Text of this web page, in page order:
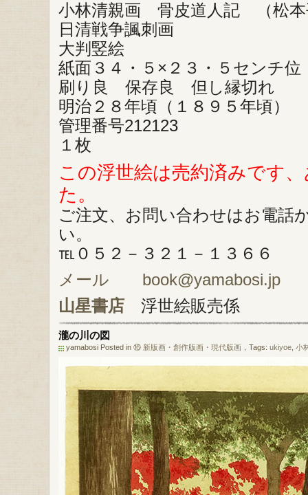
小林清親画 骨皮道人記 （松本
日清戦争諷刺画
大判竪絵
紙面３４・５×２３・５センチ位
刷り良 保存良 但し縁切れ
明治２８年頃（１８９５年頃）
管理番号212123
１枚
この浮世絵は売約済みです
た。
ご注文、お問い合わせはお電話
い。
℡０５２－３２１－１３６６
メール book@yamabosi.jp
山星書店 浮世絵販売係
瀧の川の図
yamabosi Posted in ⑯ 新版画・創作版画・現代版画 ，Tags: ukiyoe 小